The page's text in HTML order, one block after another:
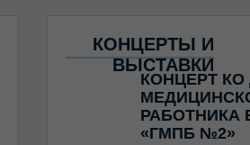
КОНЦЕРТЫ И
ВЫСТАВКИ
КОНЦЕРТ
РАБОТНИКА
«ГМПБ №2»